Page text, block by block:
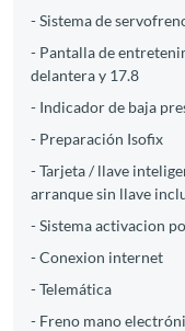
- Sistema de
- Pantalla de
delantera y 17.8
- Indicador de baja
- Preparación Isofix
- Tarjeta / llave
arranque sin llave
- Sistema activacion
- Conexion internet
- Telemática
- Freno mano